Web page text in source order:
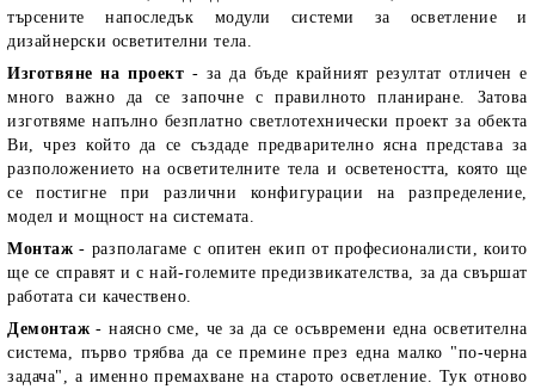
търсените напоследък модули системи за осветление и
дизайнерски осветителни тела.
Изготвяне на проект - за да бъде крайният резултат отличен е
много важно да се започне с правилното планиране. Затова
изготвяме напълно безплатно светлотехнически проект за обекта
Ви, чрез който да се създаде предварително ясна представа за
разположението на осветителните тела и осветеността, която ще
се постигне при различни конфигурации на разпределение,
модел и мощност на системата.
Монтаж - разполагаме с опитен екип от професионалисти, които
ще се справят и с най-големите предизвикателства, за да свършат
работата си качествено.
Демонтаж - наясно сме, че за да се осъвремени една осветителна
система, първо трябва да се премине през една малко "по-черна
задача", а именно премахване на старото осветление. Тук отново